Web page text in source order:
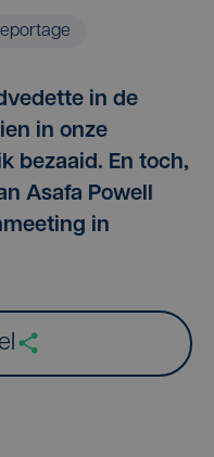
in de
in onze
bezaaid. En toch,
Asafa Powell
in